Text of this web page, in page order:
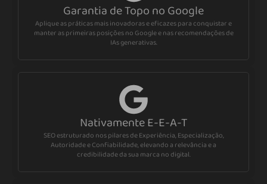
Garantia de Topo no Google
Aplique as práticas mais inovadoras e eficazes para conquistar e
manter as primeiras posições no Google e nas recomendações de
IAs generativas.
Nativamente E-E-A-T
SEO estruturado nos pilares de Experiência, Especialização,
Autoridade e Confiabilidade, elevando a relevância e a
credibilidade da sua marca no digital.